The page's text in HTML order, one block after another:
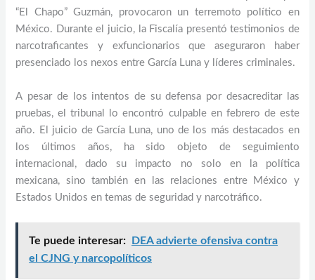
“El Chapo” Guzmán, provocaron un terremoto político en
México. Durante el juicio, la Fiscalía presentó testimonios de
narcotraficantes y exfuncionarios que aseguraron haber
presenciado los nexos entre García Luna y líderes criminales.
A pesar de los intentos de su defensa por desacreditar las
pruebas, el tribunal lo encontró culpable en febrero de este
año. El juicio de García Luna, uno de los más destacados en
los últimos años, ha sido objeto de seguimiento
internacional, dado su impacto no solo en la política
mexicana, sino también en las relaciones entre México y
Estados Unidos en temas de seguridad y narcotráfico.
Te puede interesar:
DEA advierte ofensiva contra
el CJNG y narcopolíticos